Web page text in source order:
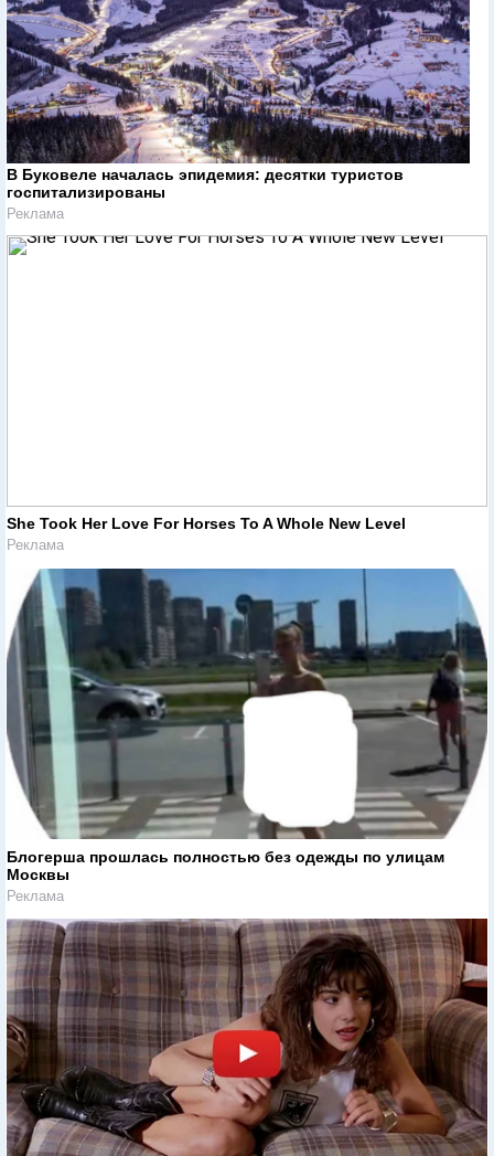
В Буковеле началась эпидемия: десятки туристов
госпитализированы
Реклама
She Took Her Love For Horses To A Whole New Level
Реклама
Блогерша прошлась полностью без одежды по улицам
Москвы
Реклама